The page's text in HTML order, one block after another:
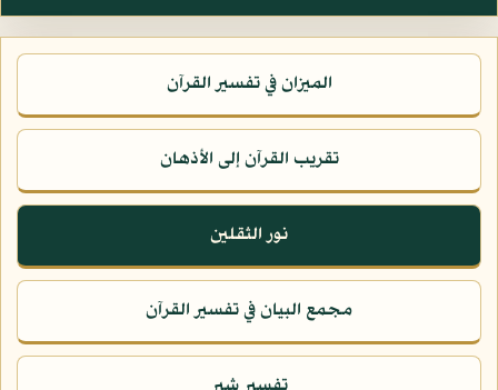
الميزان في تفسير القرآن
تقريب القرآن إلى الأذهان
نور الثقلين
مجمع البيان في تفسير القرآن